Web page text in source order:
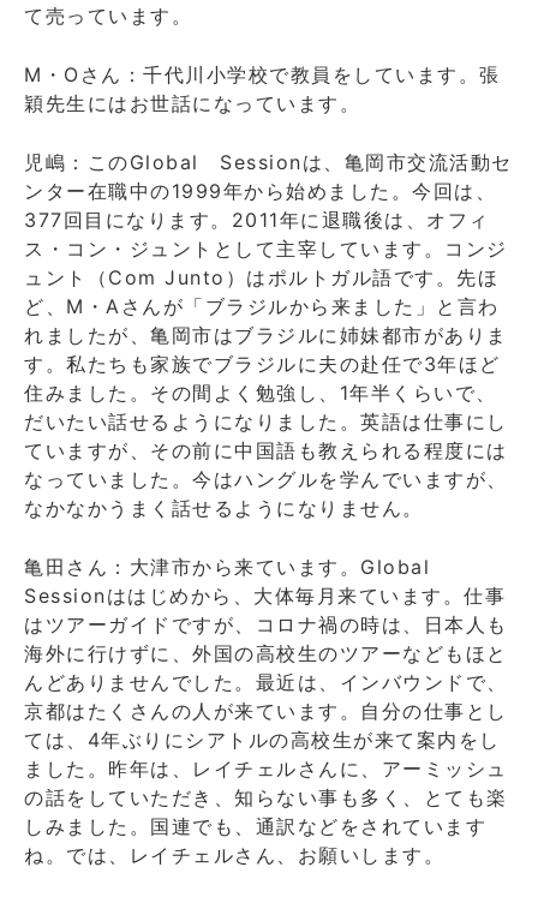
て売っています。
M・Oさん：千代川小学校で教員をしています。張
穎先生にはお世話になっています。
児嶋：このGlobal Sessionは、亀岡市交流活動セ
ンター在職中の1999年から始めました。今回は、
377回目になります。2011年に退職後は、オフィ
ス・コン・ジュントとして主宰しています。コンジ
ュント（Com Junto）はポルトガル語です。先ほ
ど、M・Aさんが「ブラジルから来ました」と言わ
れましたが、亀岡市はブラジルに姉妹都市がありま
す。私たちも家族でブラジルに夫の赴任で3年ほど
住みました。その間よく勉強し、1年半くらいで、
だいたい話せるようになりました。英語は仕事にし
ていますが、その前に中国語も教えられる程度には
なっていました。今はハングルを学んでいますが、
なかなかうまく話せるようになりません。
亀田さん：大津市から来ています。Global
Sessionははじめから、大体毎月来ています。仕事
はツアーガイドですが、コロナ禍の時は、日本人も
海外に行けずに、外国の高校生のツアーなどもほと
んどありませんでした。最近は、インバウンドで、
京都はたくさんの人が来ています。自分の仕事とし
ては、4年ぶりにシアトルの高校生が来て案内をし
ました。昨年は、レイチェルさんに、アーミッシュ
の話をしていただき、知らない事も多く、とても楽
しみました。国連でも、通訳などをされています
ね。では、レイチェルさん、お願いします。